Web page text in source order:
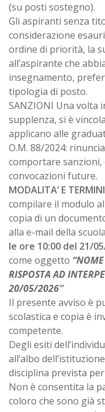
(su posti sostegno).
Gli aspiranti senza
considerazione
ordine di priorità, la
all’aspirante che
insegnamento,
tipologia di posto.
SANZIONI Una volta
supplenza, si è
applicano alle
O.M. 88/2024:
comportare sanzioni,
convocazioni future.
MODALITA’ E
compilare il modulo
copia di un
alla e-mail della scuola
le ore 10:00 del 21/
come oggetto “
RISPOSTA AD
20/05/2026″
Il presente avviso è
scolastica e copia è
competente.
Degli esiti
all’albo
disciplina prevista
Non è consentita la
coloro che sono già